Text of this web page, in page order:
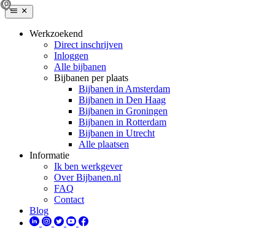
Werkzoekend
Direct inschrijven
Inloggen
Alle bijbanen
Bijbanen per plaats
Bijbanen in Amsterdam
Bijbanen in Den Haag
Bijbanen in Groningen
Bijbanen in Rotterdam
Bijbanen in Utrecht
Alle plaatsen
Informatie
Ik ben werkgever
Over Bijbanen.nl
FAQ
Contact
Blog